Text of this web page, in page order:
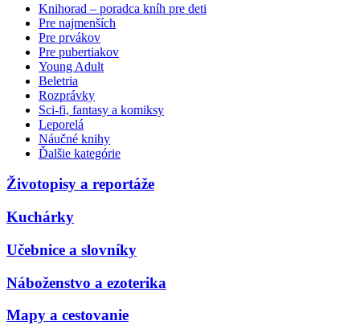
Knihorad – poradca kníh pre deti
Pre najmenších
Pre prvákov
Pre pubertiakov
Young Adult
Beletria
Rozprávky
Sci-fi, fantasy a komiksy
Leporelá
Náučné knihy
Ďalšie kategórie
Životopisy a reportáže
Kuchárky
Učebnice a slovníky
Náboženstvo a ezoterika
Mapy a cestovanie